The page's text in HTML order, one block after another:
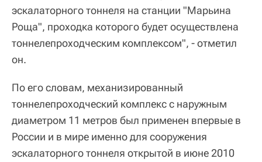
эскалаторного тоннеля на станции "Марьина
Роща", проходка которого будет осуществлена
тоннелепроходческим комплексом", - отметил
он.
По его словам, механизированный
тоннелепроходческий комплекс с наружным
диаметром 11 метров был применен впервые в
России и в мире именно для сооружения
эскалаторного тоннеля открытой в июне 2010